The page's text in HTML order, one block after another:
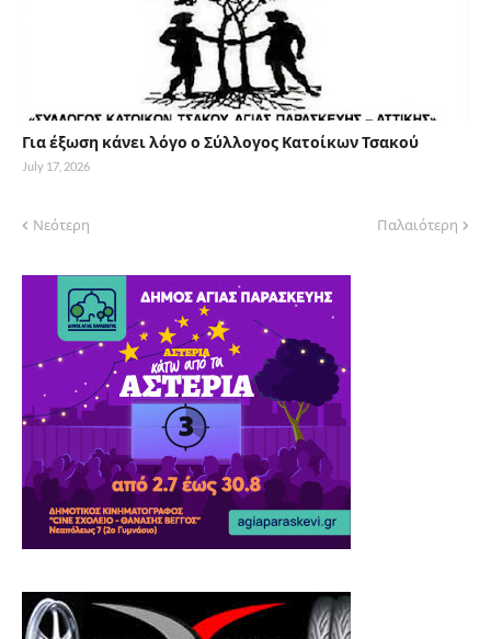
Για έξωση κάνει λόγο ο Σύλλογος Κατοίκων Τσακού
July 17, 2026
Νεότερη Παλαιότερη